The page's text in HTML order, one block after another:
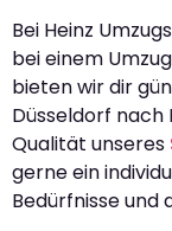
Bei Heinz
bei einem
bieten wir dir
Düsseldorf nach
Qualität unseres
gerne ein
Bedürfnisse und